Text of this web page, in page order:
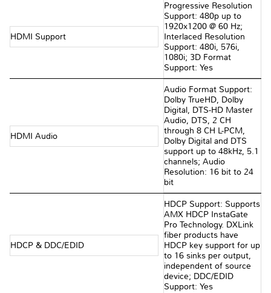
HDMI Support
Progressive Resolution
Support: 480p up to
1920x1200 @ 60 Hz;
Interlaced Resolution
Support: 480i, 576i,
1080i; 3D Format
Support: Yes
HDMI Audio
Audio Format Support:
Dolby TrueHD, Dolby
Digital, DTS-HD Master
Audio, DTS, 2 CH
through 8 CH L-PCM,
Dolby Digital and DTS
support up to 48kHz, 5.1
channels; Audio
Resolution: 16 bit to 24
bit
HDCP & DDC/EDID
HDCP Support: Supports
AMX HDCP InstaGate
Pro Technology. DXLink
fiber products have
HDCP key support for up
to 16 sinks per output,
independent of source
device; DDC/EDID
Support: Yes